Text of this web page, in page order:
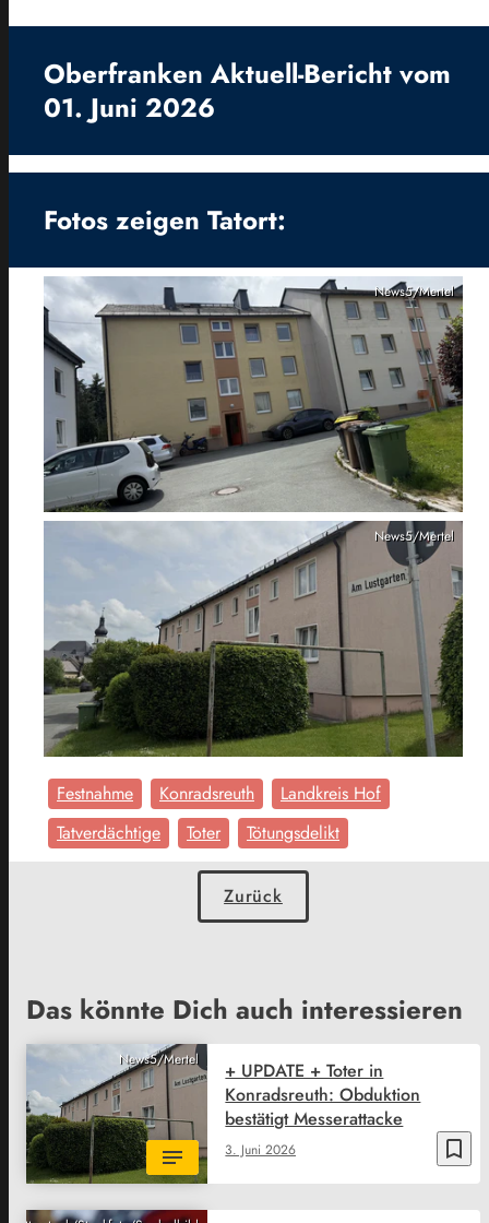
Oberfranken Aktuell-Bericht vom
01. Juni 2026
Fotos zeigen Tatort:
News5/Mertel
News5/Mertel
Festnahme Konradsreuth
Landkreis Hof
Tatverdächtige
Toter Tötungsdelikt
Zurück
Das könnte Dich auch interessieren
News5/Mertel
bookmark_border
3. Juni 2026
+ UPDATE + Toter in
Konradsreuth: Obduktion
bestätigt Messerattacke